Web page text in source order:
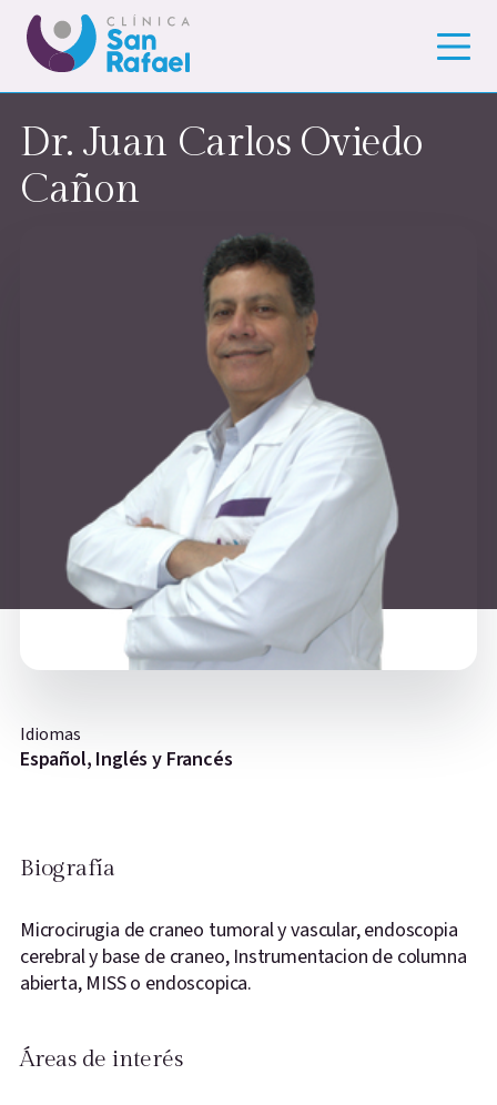
Dr. Juan Carlos Oviedo
Cañon
Idiomas
Español, Inglés y Francés
Biografía
Microcirugia de craneo tumoral y vascular, endoscopia
cerebral y base de craneo, Instrumentacion de columna
abierta, MISS o endoscopica.
Áreas de interés